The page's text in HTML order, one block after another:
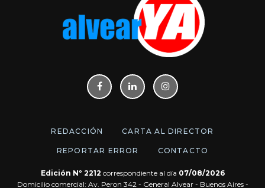
REDACCIÓN CARTA AL DIRECTOR
REPORTAR ERROR CONTACTO
Edición Nº 2212 correspondiente al día 07/08/2026
Domicilio comercial: Av. Peron 342 - General Alvear - Buenos Aires -